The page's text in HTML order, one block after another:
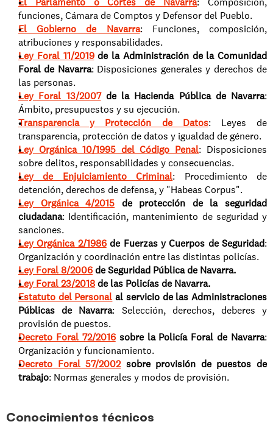
funciones, Cámara de Comptos y Defensor del Pueblo.
El Gobierno de Navarra: Funciones, composición,
atribuciones y responsabilidades.
Ley Foral 11/2019 de la Administración de la Comunidad
Foral de Navarra: Disposiciones generales y derechos de
las personas.
Ley Foral 13/2007 de la Hacienda Pública de Navarra:
Ámbito, presupuestos y su ejecución.
Transparencia y Protección de Datos: Leyes de
transparencia, protección de datos y igualdad de género.
Ley Orgánica 10/1995 del Código Penal: Disposiciones
sobre delitos, responsabilidades y consecuencias.
Ley de Enjuiciamiento Criminal: Procedimiento de
detención, derechos de defensa, y "Habeas Corpus".
Ley Orgánica 4/2015 de protección de la seguridad
ciudadana: Identificación, mantenimiento de seguridad y
sanciones.
Ley Orgánica 2/1986 de Fuerzas y Cuerpos de Seguridad:
Organización y coordinación entre las distintas policías.
Ley Foral 8/2006 de Seguridad Pública de Navarra.
Ley Foral 23/2018 de las Policías de Navarra.
Estatuto del Personal al servicio de las Administraciones
Públicas de Navarra: Selección, derechos, deberes y
provisión de puestos.
Decreto Foral 72/2016 sobre la Policía Foral de Navarra:
Organización y funcionamiento.
Decreto Foral 57/2002 sobre provisión de puestos de
trabajo: Normas generales y modos de provisión.
Conocimientos técnicos